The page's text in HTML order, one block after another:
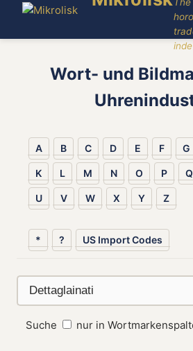
Wort- und
A B C D E F G
K L M N O P Q
U V W X Y Z
* ? US Import Codes
Suche nur in